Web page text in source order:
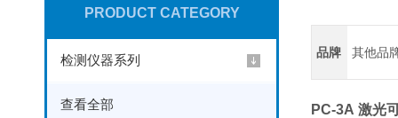
PRODUCT CATEGORY
检测仪器系列
查看全部
品牌 其他品
PC-3A 激光